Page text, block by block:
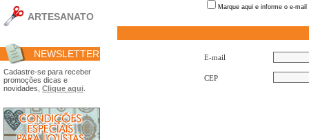
ARTESANATO
Acrílico
Porta Retratos
Ferramentas
- Carimbões
- Embalagens
- Máscaras
- Espátulas
- Diversos
NEWSLETTER
Cadastre-se para receber
promoções dicas e
novidades, Clique aqui
Marque aqui e informe o e-
E-mail
CEP